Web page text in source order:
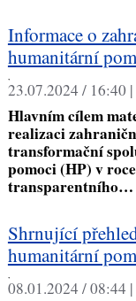
Informace o
humanitární
,
23.07.2024 / 16:40 |
Hlavním cílem
realizaci
transformační
pomoci (HP) v
transparentního…
Shrnující
humanitární
,
08.01.2024 / 08:44 |